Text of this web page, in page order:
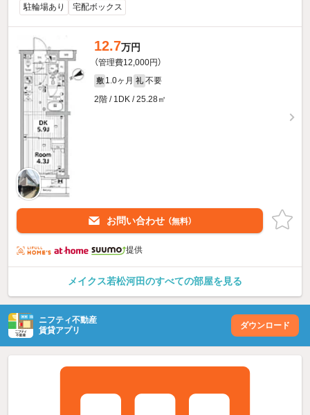
駐輪場あり 宅配ボックス
12.7万円
（管理費12,000円）
敷 1.0ヶ月 礼 不要
2階 / 1DK / 25.28㎡
お問い合わせ （無料）
提供
メイクス若松河田のすべての部屋を見る
ニフティ不動産
賃貸アプリ
ダウンロード